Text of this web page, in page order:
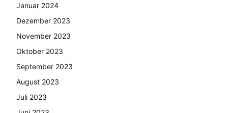
Januar 2024
Dezember 2023
November 2023
Oktober 2023
September 2023
August 2023
Juli 2023